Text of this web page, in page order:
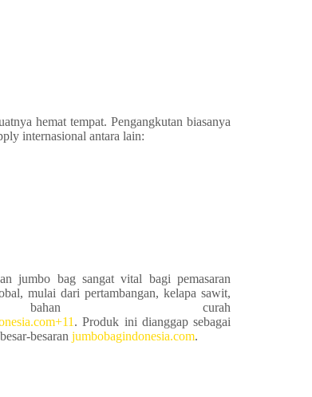
hemat tempat. Pengangkutan biasanya
internasional antara lain:
jumbo bag sangat vital bagi pemasaran
mulai dari pertambangan, kelapa sawit,
bahan curah
. Produk ini dianggap sebagai
besaran jumbobagindonesia.com.